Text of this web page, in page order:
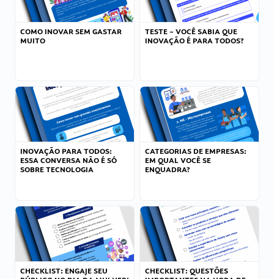
COMO INOVAR SEM GASTAR
MUITO
TESTE – VOCÊ SABIA QUE
INOVAÇÃO É PARA TODOS?
INOVAÇÃO PARA TODOS:
ESSA CONVERSA NÃO É SÓ
SOBRE TECNOLOGIA
CATEGORIAS DE EMPRESAS:
EM QUAL VOCÊ SE
ENQUADRA?
CHECKLIST: ENGAJE SEU
CHECKLIST: QUESTÕES